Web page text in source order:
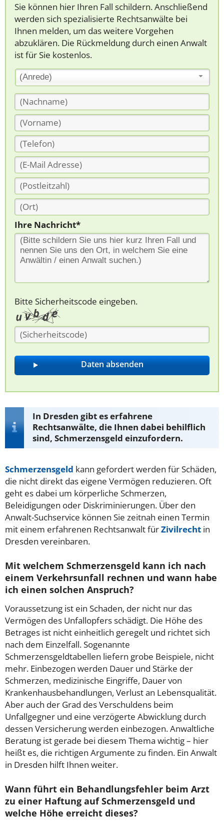
Sie können hier Ihren Fall schildern. Anschließend
werden sich spezialisierte Rechtsanwälte bei
Ihnen melden, um das weitere Vorgehen
abzuklären. Die Rückmeldung durch einen Anwalt
ist für Sie kostenlos.
(Anrede)
Ihre Nachricht*
Bitte Sicherheitscode eingeben.
In Dresden gibt es erfahrene
Rechtsanwälte, die Ihnen dabei behilflich
sind, Schmerzensgeld einzufordern.
Schmerzensgeld kann gefordert werden für Schäden,
die nicht direkt das eigene Vermögen reduzieren. Oft
geht es dabei um körperliche Schmerzen,
Beleidigungen oder Diskriminierungen. Über den
Anwalt-Suchservice können Sie zeitnah einen Termin
mit einem erfahrenen Rechtsanwalt fürZivilrecht in
Dresden vereinbaren.
Mit welchem Schmerzensgeld kann ich nach
einem Verkehrsunfall rechnen und wann habe
ich einen solchen Anspruch?
Voraussetzung ist ein Schaden, der nicht nur das
Vermögen des Unfallopfers schädigt. Die Höhe des
Betrages ist nicht einheitlich geregelt und richtet sich
nach dem Einzelfall. Sogenannte
Schmerzensgeldtabellen liefern grobe Beispiele, nicht
mehr. Einbezogen werden Dauer und Stärke der
Schmerzen, medizinische Eingriffe, Dauer von
Krankenhausbehandlungen, Verlust an Lebensqualität.
Aber auch der Grad des Verschuldens beim
Unfallgegner und eine verzögerte Abwicklung durch
dessen Versicherung werden einbezogen. Anwaltliche
Beratung ist gerade bei diesem Thema wichtig – hier
heißt es, die richtigen Argumente zu finden. Ein Anwalt
in Dresden hilft Ihnen weiter.
Wann führt ein Behandlungsfehler beim Arzt
zu einer Haftung auf Schmerzensgeld und
welche Höhe erreicht dieses?